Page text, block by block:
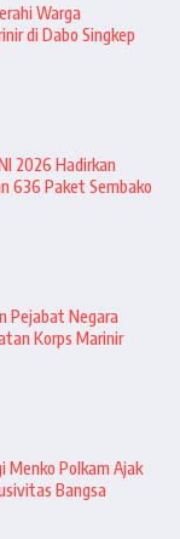
Warga
di Dabo Singkep
2026 Hadirkan
636 Paket Sembako
Pejabat Negara
Korps Marinir
Menko Polkam Ajak
Bangsa